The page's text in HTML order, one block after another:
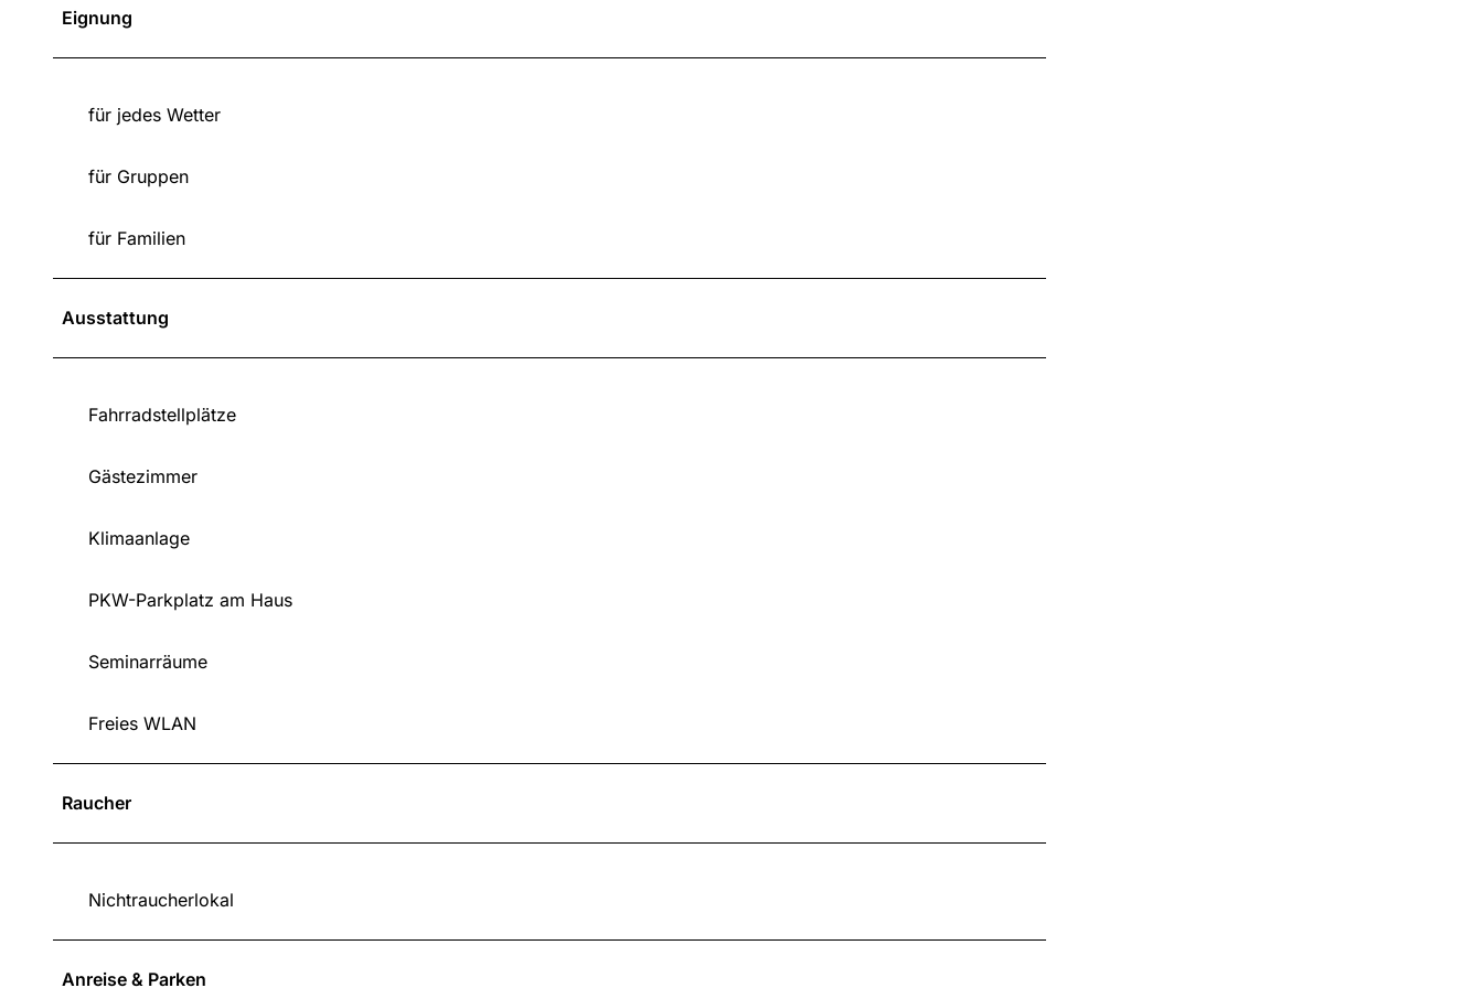
Eignung
für jedes Wetter
für Gruppen
für Familien
Ausstattung
Fahrradstellplätze
Gästezimmer
Klimaanlage
PKW-Parkplatz am Haus
Seminarräume
Freies WLAN
Raucher
Nichtraucherlokal
Anreise & Parken